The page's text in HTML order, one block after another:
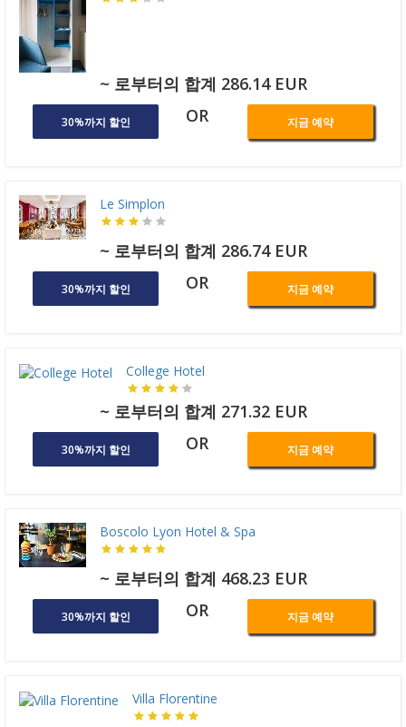
~ 로부터의 합계 286.14 EUR
30%까지 할인 OR 지금 예약
Le Simplon
~ 로부터의 합계 286.74 EUR
30%까지 할인 OR 지금 예약
College Hotel
~ 로부터의 합계 271.32 EUR
30%까지 할인 OR 지금 예약
Boscolo Lyon Hotel & Spa
~ 로부터의 합계 468.23 EUR
30%까지 할인 OR 지금 예약
Villa Florentine